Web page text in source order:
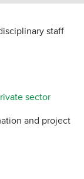
staff
sector
and project